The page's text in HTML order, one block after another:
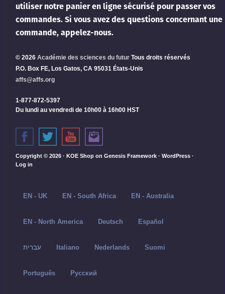
utiliser notre panier en ligne sécurisé pour passer vos
commandes. Si vous avez des questions concernant une
commande, appelez-nous.
© 2026 Académie des sciences du futur Tous droits réservés
P.O. Box FE, Los Gatos, CA 95031 États-Unis
affs@affs.org
1-877-872-5397
Du lundi au vendredi de 10h00 à 16h00 HST
Copyright © 2026 · KOE Shop on Genesis Framework · WordPress ·
Log in
EN - UK EN - South Africa EN - Australia
EN - North America Deutsch Español
עברית Italiano Nederlands Suomi
Português Русский‬